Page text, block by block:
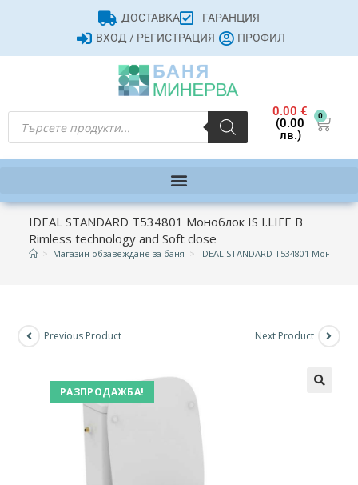
ДОСТАВКА
ГАРАНЦИЯ
ВХОД / РЕГИСТРАЦИЯ
ПРОФИЛ
0.00€
(0.00
лв.)
0
IDEAL STANDARD T534801 Моноблок IS I.LIFE B
Rimless technology and Soft close
> Магазин обзавеждане за баня > IDEAL STANDARD T534801
РАЗПРОДАЖБА!
Previous Product Next Product